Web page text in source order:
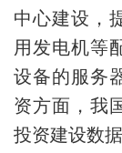
中心建设，
用发电机等
设备的服务
资方面，我
投资建设数